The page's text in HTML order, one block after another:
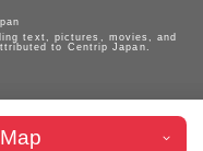
text, pictures, movies, and
to Centrip Japan.